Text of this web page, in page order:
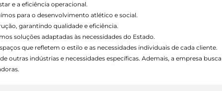
e a eficiência operacional.
para o desenvolvimento atlético e social.
garantindo qualidade e eficiência.
soluções adaptadas às necessidades do Estado.
que refletem o estilo e as necessidades individuais de cada cliente.
outras indústrias e necessidades específicas. Ademais, a empresa